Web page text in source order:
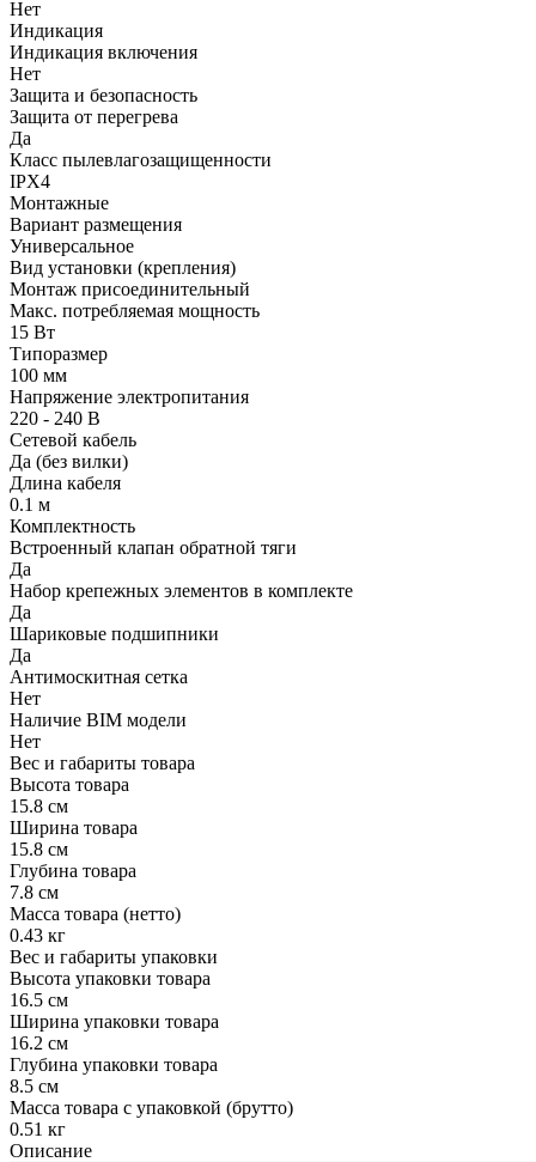
Нет
Индикация
Индикация включения
Нет
Защита и безопасность
Защита от перегрева
Да
Класс пылевлагозащищенности
IPX4
Монтажные
Вариант размещения
Универсальное
Вид установки (крепления)
Монтаж присоединительный
Макс. потребляемая мощность
15 Вт
Типоразмер
100 мм
Напряжение электропитания
220 - 240 В
Сетевой кабель
Да (без вилки)
Длина кабеля
0.1 м
Комплектность
Встроенный клапан обратной тяги
Да
Набор крепежных элементов в комплекте
Да
Шариковые подшипники
Да
Антимоскитная сетка
Нет
Наличие BIM модели
Нет
Вес и габариты товара
Высота товара
15.8 см
Ширина товара
15.8 см
Глубина товара
7.8 см
Масса товара (нетто)
0.43 кг
Вес и габариты упаковки
Высота упаковки товара
16.5 см
Ширина упаковки товара
16.2 см
Глубина упаковки товара
8.5 см
Масса товара с упаковкой (брутто)
0.51 кг
Описание